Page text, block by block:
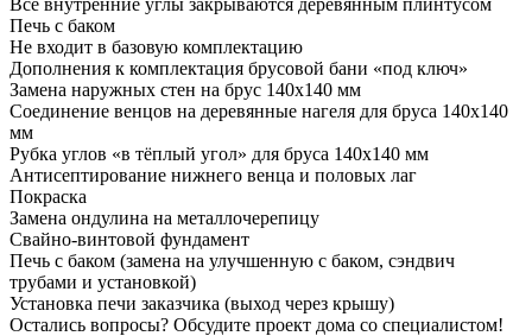
Печь с баком
Не входит в базовую комплектацию
Дополнения к комплектация брусовой бани «под ключ»
Замена наружных стен на брус 140х140 мм
Соединение венцов на деревянные нагеля для бруса 140х140
мм
Рубка углов «в тёплый угол» для бруса 140х140 мм
Антисептирование нижнего венца и половых лаг
Покраска
Замена ондулина на металлочерепицу
Свайно-винтовой фундамент
Печь с баком (замена на улучшенную с баком, сэндвич
трубами и установкой)
Установка печи заказчика (выход через крышу)
Остались вопросы? Обсудите проект дома со специалистом!